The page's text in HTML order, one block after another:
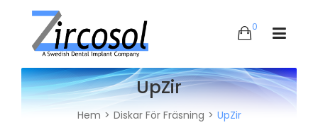
0
UpZir
Hem Diskar För Fräsning UpZir